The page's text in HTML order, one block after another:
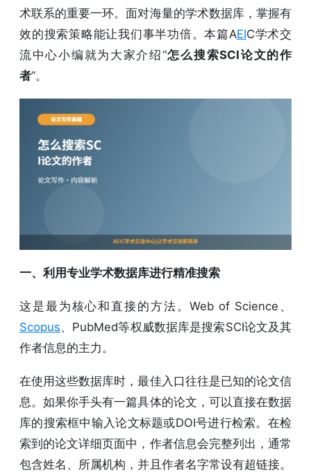
术联系的重要一环。面对海量的学术数据库，掌握有
效的搜索策略能让我们事半功倍。本篇AEIC学术交
流中心小编就为大家介绍“怎么搜索SCI论文的作
者”。
一、利用专业学术数据库进行精准搜索
这是最为核心和直接的方法。Web of Science、
Scopus、PubMed等权威数据库是搜索SCI论文及其
作者信息的主力。
在使用这些数据库时，最佳入口往往是已知的论文信
息。如果你手头有一篇具体的论文，可以直接在数据
库的搜索框中输入论文标题或DOI号进行检索。在检
索到的论文详细页面中，作者信息会完整列出，通常
包含姓名、所属机构，并且作者名字常设有超链接。